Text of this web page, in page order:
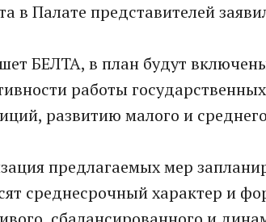
в Палате представителей
БЕЛТА, в план будут
работы
развитию малого и
предлагаемых мер
среднесрочный характер и